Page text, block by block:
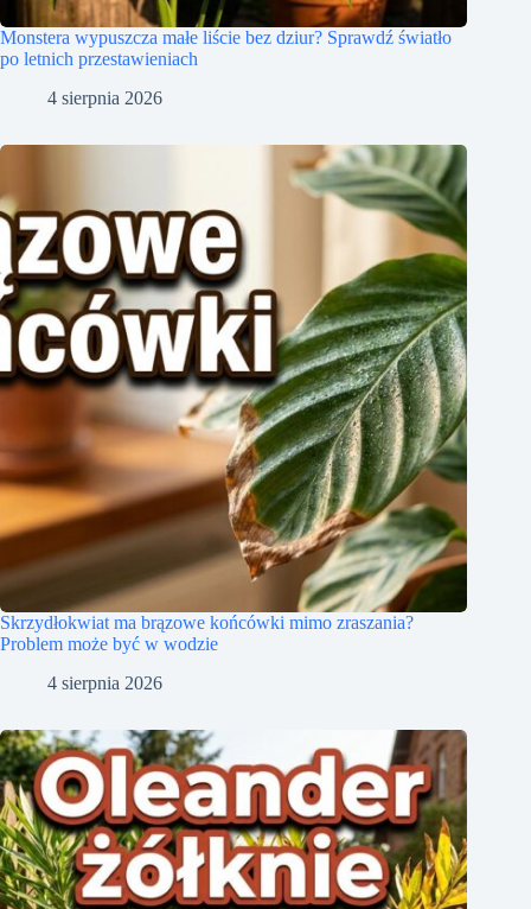
Monstera wypuszcza małe liście bez dziur? Sprawdź światło
po letnich przestawieniach
4 sierpnia 2026
Skrzydłokwiat ma brązowe końcówki mimo zraszania?
Problem może być w wodzie
4 sierpnia 2026